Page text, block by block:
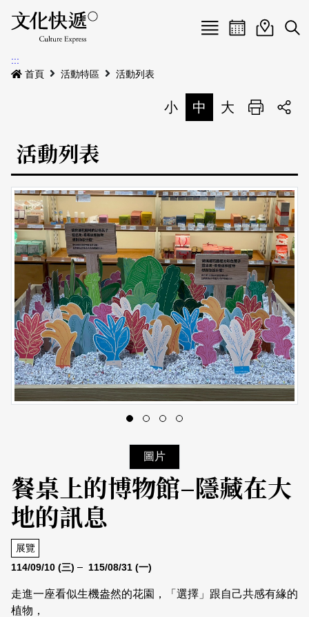
Menu
最新公告
本期專題
歷史專題
活動特區
活動列表
活動日曆
地圖搜尋
關於我們
常見問答
關於我們
刊物索取地點
訂閱文化快遞
聯絡我們
我要刊登
會員基本資料
刊登活動
網站導覽 English
日本語 登入/註冊
活動日曆活動地圖
展
:::
首頁
活動特區 活動列表
小 中 大 列印
活動列表
圖片
餐桌上的博物館–隱藏在大
地的訊息
展覽
114/09/10 (三) 115/08/31 (一)
走進一座看似生機盎然的花園，「選擇」跟自己共感有緣的
植物，